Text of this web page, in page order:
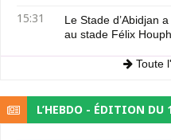
15:31
Le Stade d’Abidjan
au stade Félix
Toute
L’HEBDO - ÉDITION DU